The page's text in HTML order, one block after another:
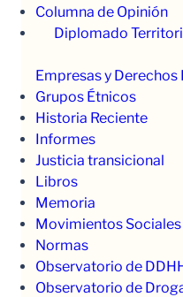
Columna de Opinión
Diplomado
Empresas y Derechos
Grupos Étnicos
Historia Reciente
Informes
Justicia transicional
Libros
Memoria
Movimientos Sociales
Normas
Observatorio de
Observatorio de